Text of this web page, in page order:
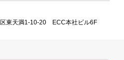
東天満1-10-20 ECC本社ビル6F